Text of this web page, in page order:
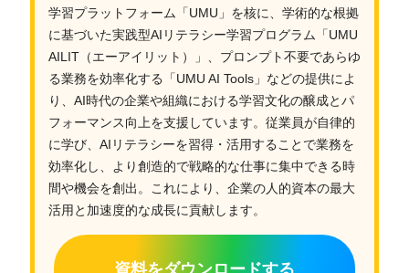
学習プラットフォーム「UMU」を核に、学術的な根拠
に基づいた実践型AIリテラシー学習プログラム「UMU
AILIT（エーアイリット）」、プロンプト不要であらゆ
る業務を効率化する「UMU AI Tools」などの提供によ
り、AI時代の企業や組織における学習文化の醸成とパ
フォーマンス向上を支援しています。従業員が自律的
に学び、AIリテラシーを習得・活用することで業務を
効率化し、より創造的で戦略的な仕事に集中できる時
間や機会を創出。これにより、企業の人的資本の最大
活用と加速度的な成長に貢献します。